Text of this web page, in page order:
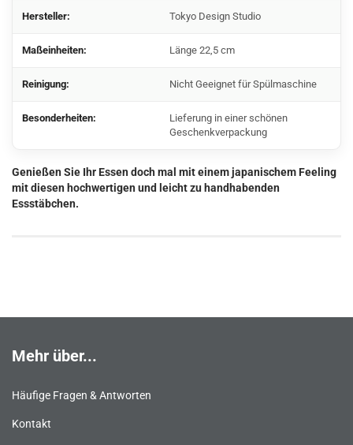
Hersteller: Tokyo Design Studio
Maßeinheiten: Länge 22,5 cm
Reinigung: Nicht Geeignet für Spülmaschine
Besonderheiten:
Lieferung in einer schönen
Geschenkverpackung
Genießen Sie Ihr Essen doch mal mit einem japanischem Feeling
mit diesen hochwertigen und leicht zu handhabenden
Essstäbchen.
Mehr über...
Häufige Fragen & Antworten
Kontakt